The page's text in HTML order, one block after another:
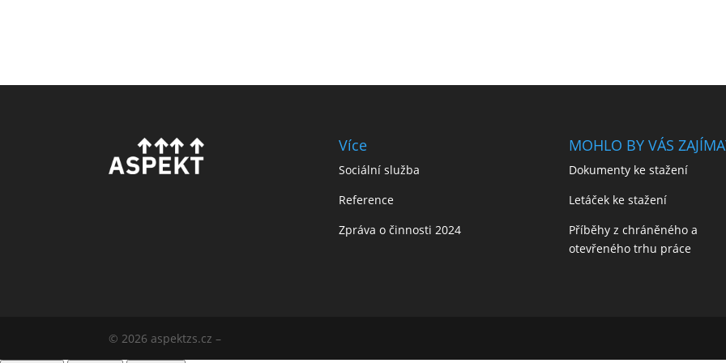
Více
Sociální služba
Reference
Zpráva o činnosti 2024
MOHLO BY VÁS
Dokumenty ke stažení
Letáček ke stažení
Příběhy z chráněného a
otevřeného trhu práce
© 2026 aspektzs.cz –